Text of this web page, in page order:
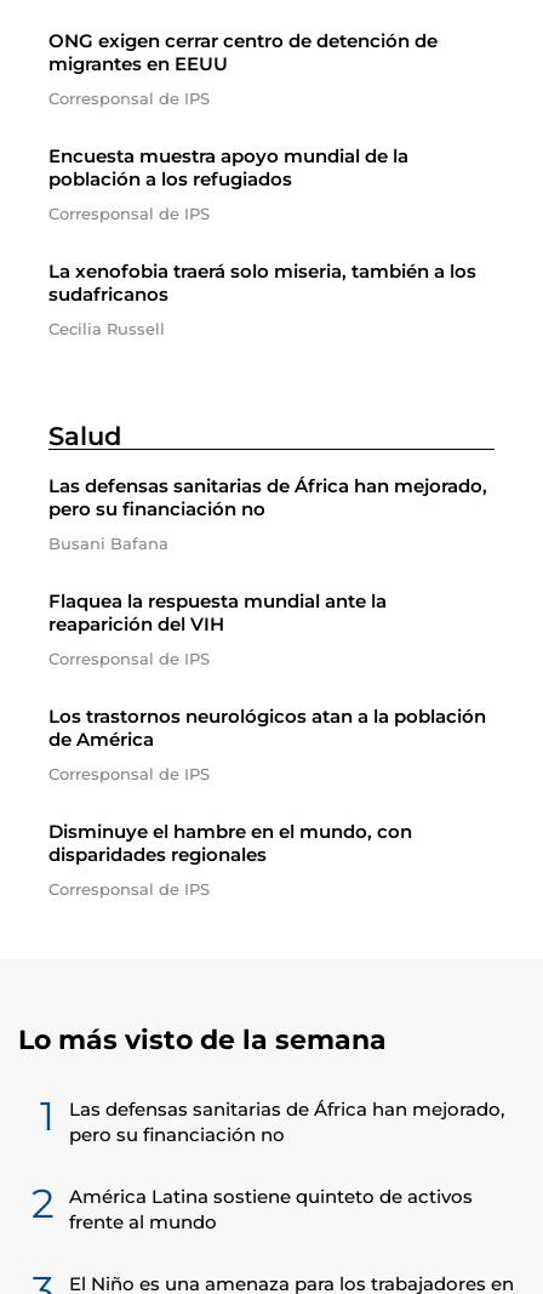
ONG exigen cerrar centro de detención de
migrantes en EEUU
Corresponsal de IPS
Encuesta muestra apoyo mundial de la
población a los refugiados
Corresponsal de IPS
La xenofobia traerá solo miseria, también a los
sudafricanos
Cecilia Russell
Salud
Las defensas sanitarias de África han mejorado,
pero su financiación no
Busani Bafana
Flaquea la respuesta mundial ante la
reaparición del VIH
Corresponsal de IPS
Los trastornos neurológicos atan a la población
de América
Corresponsal de IPS
Disminuye el hambre en el mundo, con
disparidades regionales
Corresponsal de IPS
Lo más visto de la semana
1
Las defensas sanitarias de África han mejorado,
pero su financiación no
2
América Latina sostiene quinteto de activos
frente al mundo
El Niño es una amenaza para los trabajadores en